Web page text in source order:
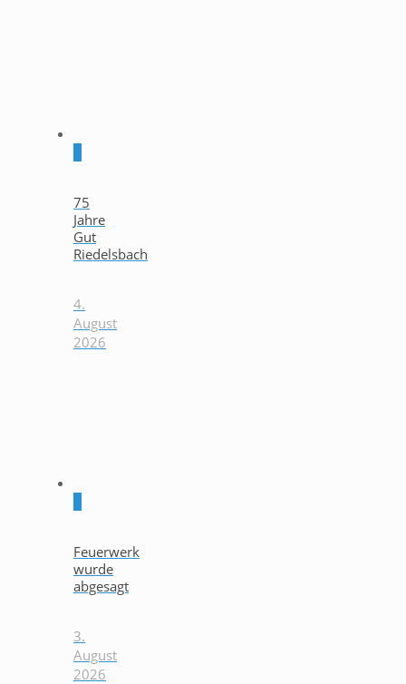
75
Jahre
Gut
Riedelsbach
4.
August
2026
Feuerwerk
wurde
abgesagt
3.
August
2026